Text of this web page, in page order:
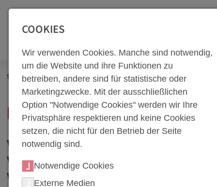
Zur Top Navigation springen [Alt+1]Zur Hauptnavigation
Newsroom Neuigkeiten
NEWS PORTAL
WERKZEUGBAU UND
WARMUMFORMUNG BEI
WEBA
COOKIES
Wir verwenden Cookies. Manche sind notwendig,
um die Website und ihre Funktionen zu
betreiben, andere sind für statistische oder
Marketingzwecke. Mit der ausschließlichen
Option "Notwendige Cookies" werden wir Ihre
Privatsphäre respektieren und keine Cookies
setzen, die nicht für den Betrieb der Seite
notwendig sind.
Notwendige Cookies
Externe Medien